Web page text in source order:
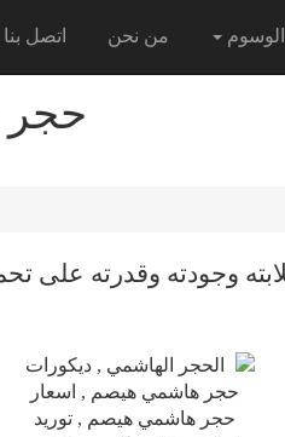
اتصل بنا من نحن الوسوم
وجودته وقدرته على